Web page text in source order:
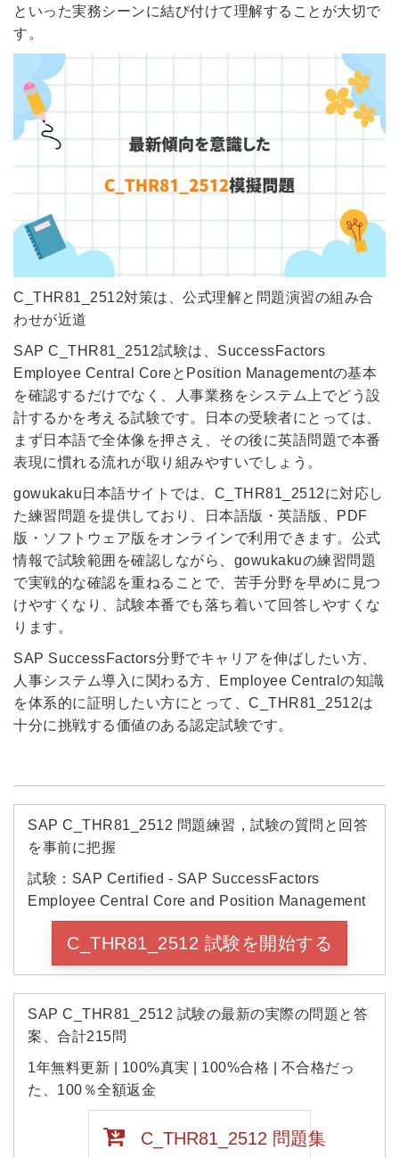
といった実務シーンに結び付けて理解することが大切で
す。
C_THR81_2512対策は、公式理解と問題演習の組み合
わせが近道
SAP C_THR81_2512試験は、SuccessFactors
Employee Central CoreとPosition Managementの基本
を確認するだけでなく、人事業務をシステム上でどう設
計するかを考える試験です。日本の受験者にとっては、
まず日本語で全体像を押さえ、その後に英語問題で本番
表現に慣れる流れが取り組みやすいでしょう。
gowukaku日本語サイトでは、C_THR81_2512に対応し
た練習問題を提供しており、日本語版・英語版、PDF
版・ソフトウェア版をオンラインで利用できます。公式
情報で試験範囲を確認しながら、gowukakuの練習問題
で実戦的な確認を重ねることで、苦手分野を早めに見つ
けやすくなり、試験本番でも落ち着いて回答しやすくな
ります。
SAP SuccessFactors分野でキャリアを伸ばしたい方、
人事システム導入に関わる方、Employee Centralの知識
を体系的に証明したい方にとって、C_THR81_2512は
十分に挑戦する価値のある認定試験です。
SAP C_THR81_2512 問題練習，試験の質問と回答
を事前に把握
試験：SAP Certified - SAP SuccessFactors
Employee Central Core and Position Management
C_THR81_2512 試験を開始する
SAP C_THR81_2512 試験の最新の実際の問題と答
案、合計215問
1年無料更新 | 100%真実 | 100%合格 | 不合格だっ
た、100％全額返金
C_THR81_2512 問題集